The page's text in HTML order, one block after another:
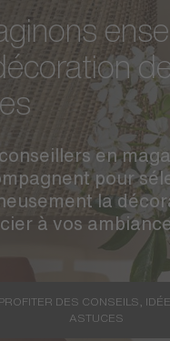
en
pour
la
à vos
PROFITER DES CONSEILS,
ASTUCES